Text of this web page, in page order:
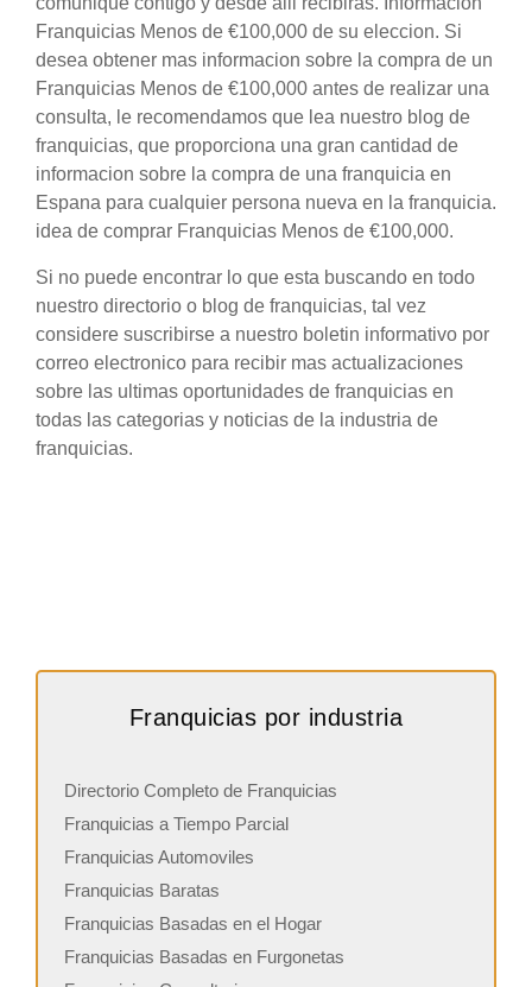
Franquicias Menos de €100,000 de su eleccion. Si
desea obtener mas informacion sobre la compra de un
Franquicias Menos de €100,000 antes de realizar una
consulta, le recomendamos que lea nuestro blog de
franquicias, que proporciona una gran cantidad de
informacion sobre la compra de una franquicia en
Espana para cualquier persona nueva en la franquicia.
idea de comprar Franquicias Menos de €100,000.
Si no puede encontrar lo que esta buscando en todo
nuestro directorio o blog de franquicias, tal vez
considere suscribirse a nuestro boletin informativo por
correo electronico para recibir mas actualizaciones
sobre las ultimas oportunidades de franquicias en
todas las categorias y noticias de la industria de
franquicias.
Franquicias por industria
Directorio Completo de Franquicias
Franquicias a Tiempo Parcial
Franquicias Automoviles
Franquicias Baratas
Franquicias Basadas en el Hogar
Franquicias Basadas en Furgonetas